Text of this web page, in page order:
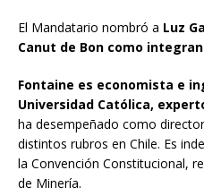
El Mandatario nombró a Luz
Canut de Bon como
Fontaine es economista e
Universidad Católica,
ha desempeñado como
distintos rubros en Chile. Es
la Convención Constitucional,
de Minería.